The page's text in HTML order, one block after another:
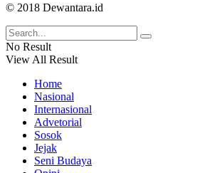
© 2018 Dewantara.id
No Result
View All Result
Home
Nasional
Internasional
Advetorial
Sosok
Jejak
Seni Budaya